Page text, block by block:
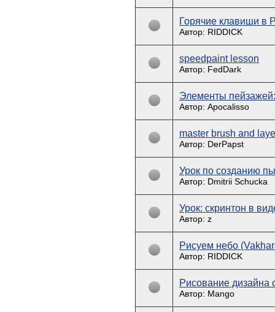
Горячие клавиши в
Автор: RIDDICK
speedpaint lesson
Автор: FedDark
Элементы
Автор: Apocalisso
master brush and
Автор: DerPapst
Урок по созданию
Автор: Dmitrii Schucka
Урок: скринтон в
Автор: z
Рисуем небо
Автор: RIDDICK
Рисование дизайна
Автор: Mango